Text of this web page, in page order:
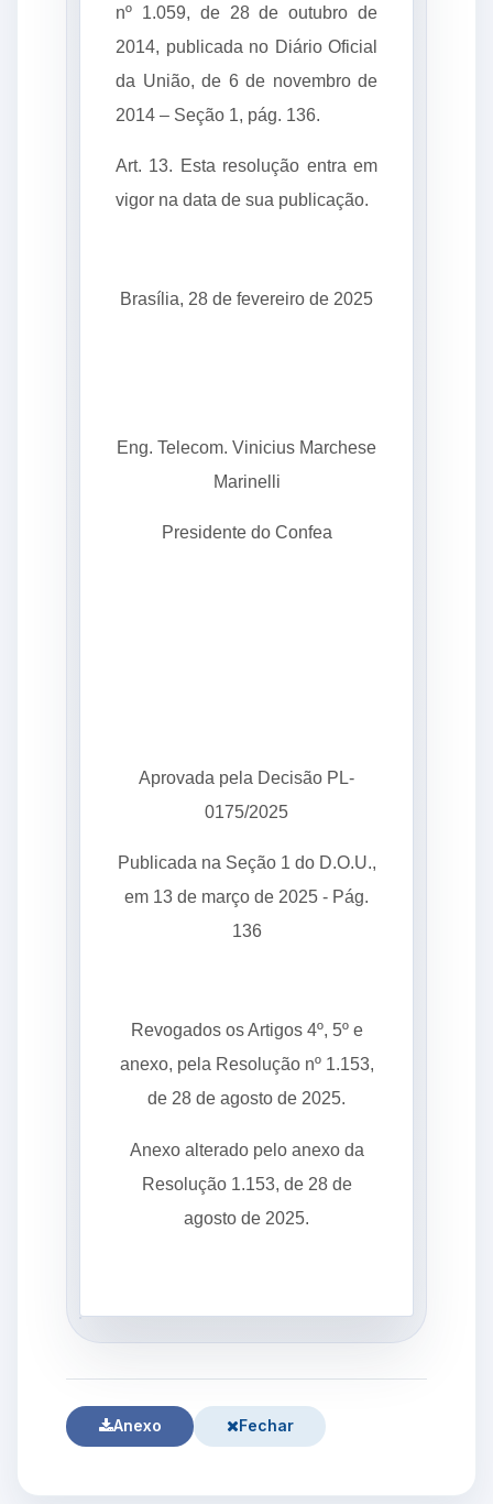
nº 1.059, de 28 de outubro de
2014, publicada no Diário Oficial
da União, de 6 de novembro de
2014 – Seção 1, pág. 136.
Art. 13. Esta resolução entra em
vigor na data de sua publicação.
Brasília, 28 de fevereiro de 2025
Eng. Telecom. Vinicius Marchese
Marinelli
Presidente do Confea
Aprovada pela Decisão PL-
0175/2025
Publicada na Seção 1 do D.O.U.,
em 13 de março de 2025 - Pág.
136
Revogados os Artigos 4º, 5º e
anexo, pela Resolução nº 1.153,
de 28 de agosto de 2025.
Anexo alterado pelo anexo da
Resolução 1.153, de 28 de
agosto de 2025.
Anexo Fechar